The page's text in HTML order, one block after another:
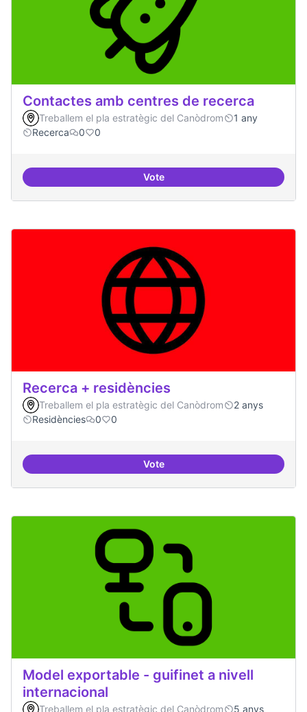
Contactes amb centres de recerca
Treballem el pla estratègic del Canòdrom
1 any
Recerca
0 0
VoteContactes amb centres de
Recerca + residències
Treballem el pla estratègic del Canòdrom
2 anys
Residències
0 0
VoteRecerca + residències
Model exportable - guifinet a nivell
internacional
Treballem el pla estratègic del Canòdrom 5 anys